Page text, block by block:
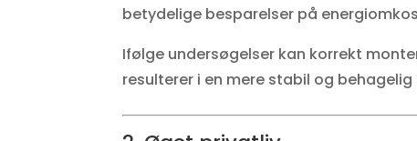
betydelige besparelser på
Ifølge undersøgelser kan korrekt
resulterer i en mere stabil og